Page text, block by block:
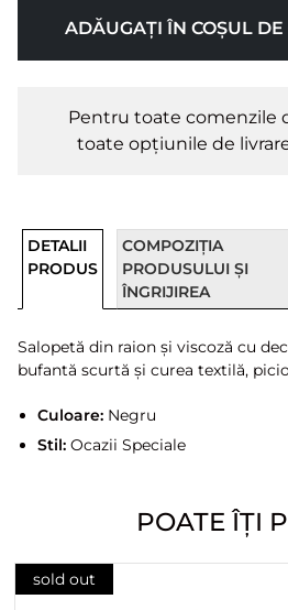
ADĂUGAȚI ÎN COȘUL
Pentru toate comenzile
toate opțiunile de
DETALII
PRODUS
COMPOZIȚIA
PRODUSULUI ȘI
ÎNGRIJIREA
Salopetă din raion și viscoză cu
bufantă scurtă și curea textilă,
Culoare:Negru
Stil:Ocazii Speciale
POATE ÎȚI
sold out